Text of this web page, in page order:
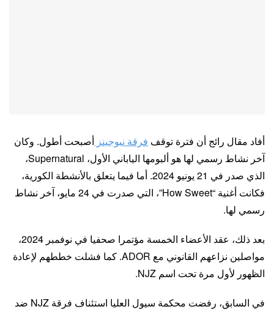
أفاد مقال رائج أن فترة توقف فرقة نيوجينز أصبحت أطول. وكان
آخر نشاط رسمي لها هو ألبومها الياباني الأول، Supernatural،
الذي صدر في 21 يونيو 2024. أما فيما يتعلق بالأنشطة الكورية،
فكانت أغنية “How Sweet”، التي صدرت في 24 مايو، آخر نشاط
رسمي لها.
بعد ذلك، عقد الأعضاء الخمسة مؤتمرا صحفيا في نوفمبر 2024،
مواصلين نزاعهم القانوني مع ADOR. كما فشلت خططهم لإعادة
الظهور لأول مرة تحت اسم NJZ.
في السابق، رفضت محكمة سيول العليا استئناف فرقة NJZ ضد